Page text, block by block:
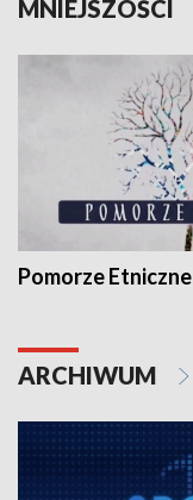
MNIEJSZOŚCI
Pomorze Etniczne
ARCHIWUM